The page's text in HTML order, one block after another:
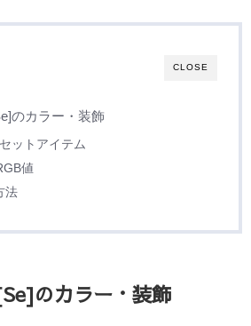
CLOSE
のカラー・装飾
ットアイテム
値
法
のカラー・装飾